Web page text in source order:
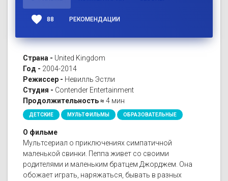
favorite 88 РЕКОМЕНДАЦИИ
Страна - United Kingdom
Год - 2004-2014
Режиссер - Невилль Эстли
Студия - Contender Entertainment
Продолжительность ≈ 4 мин
ДЕТСКИЕ МУЛЬТФИЛЬМЫ ОБРАЗОВАТЕЛЬНЫЕ
О фильме
Мультсериал о приключениях симпатичной
маленькой свинки. Пеппа живет со своими
родителями и маленьким братцем Джорджем. Она
обожает играть, наряжаться, бывать в разных